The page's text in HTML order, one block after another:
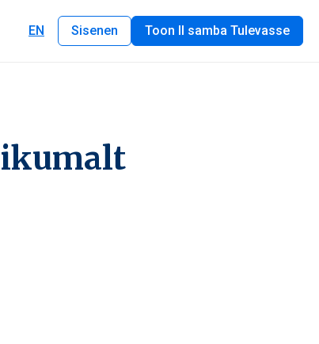
EN Sisenen Toon II samba Tulevasse